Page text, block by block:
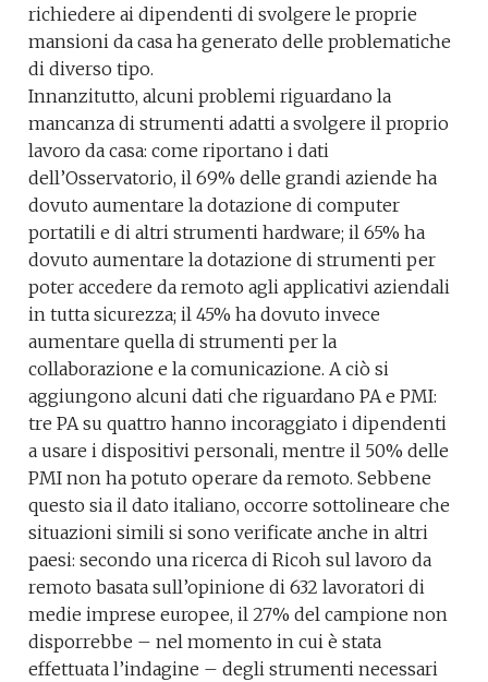
richiedere ai dipendenti di svolgere le proprie
mansioni da casa ha generato delle problematiche
di diverso tipo.
Innanzitutto, alcuni problemi riguardano la
mancanza di strumenti adatti a svolgere il proprio
lavoro da casa: come riportano i dati
dell’Osservatorio, il 69% delle grandi aziende ha
dovuto aumentare la dotazione di computer
portatili e di altri strumenti hardware; il 65% ha
dovuto aumentare la dotazione di strumenti per
poter accedere da remoto agli applicativi aziendali
in tutta sicurezza; il 45% ha dovuto invece
aumentare quella di strumenti per la
collaborazione e la comunicazione. A ciò si
aggiungono alcuni dati che riguardano PA e PMI:
tre PA su quattro hanno incoraggiato i dipendenti
a usare i dispositivi personali, mentre il 50% delle
PMI non ha potuto operare da remoto. Sebbene
questo sia il dato italiano, occorre sottolineare che
situazioni simili si sono verificate anche in altri
paesi: secondo una ricerca di Ricoh sul lavoro da
remoto basata sull’opinione di 632 lavoratori di
medie imprese europee, il 27% del campione non
disporrebbe – nel momento in cui è stata
effettuata l’indagine – degli strumenti necessari